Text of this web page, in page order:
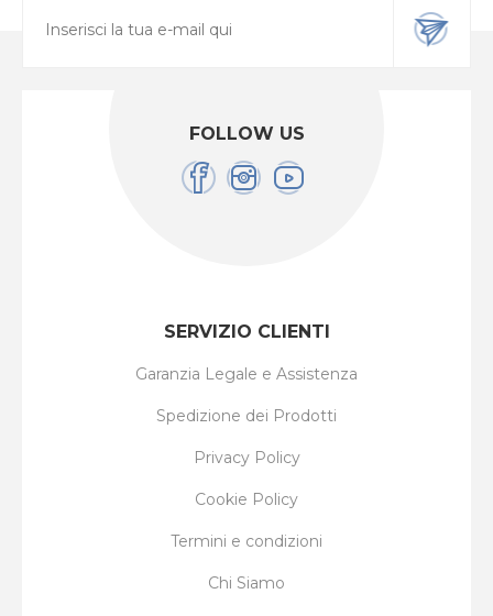
FOLLOW US
SERVIZIO CLIENTI
Garanzia Legale e Assistenza
Spedizione dei Prodotti
Privacy Policy
Cookie Policy
Termini e condizioni
Chi Siamo